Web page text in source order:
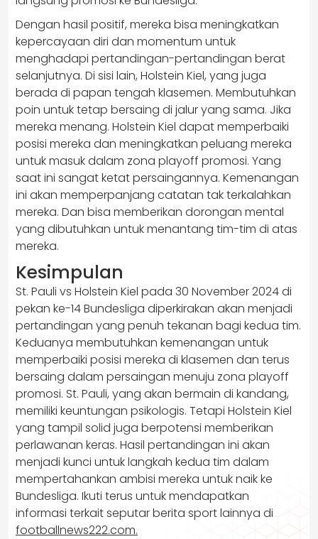
Dengan hasil positif, mereka bisa meningkatkan
kepercayaan diri dan momentum untuk
menghadapi pertandingan-pertandingan berat
selanjutnya. Di sisi lain, Holstein Kiel, yang juga
berada di papan tengah klasemen. Membutuhkan
poin untuk tetap bersaing di jalur yang sama. Jika
mereka menang. Holstein Kiel dapat memperbaiki
posisi mereka dan meningkatkan peluang mereka
untuk masuk dalam zona playoff promosi. Yang
saat ini sangat ketat persaingannya. Kemenangan
ini akan memperpanjang catatan tak terkalahkan
mereka. Dan bisa memberikan dorongan mental
yang dibutuhkan untuk menantang tim-tim di atas
mereka.
Kesimpulan
St. Pauli vs Holstein Kiel pada 30 November 2024 di
pekan ke-14 Bundesliga diperkirakan akan menjadi
pertandingan yang penuh tekanan bagi kedua tim.
Keduanya membutuhkan kemenangan untuk
memperbaiki posisi mereka di klasemen dan terus
bersaing dalam persaingan menuju zona playoff
promosi. St. Pauli, yang akan bermain di kandang,
memiliki keuntungan psikologis. Tetapi Holstein Kiel
yang tampil solid juga berpotensi memberikan
perlawanan keras. Hasil pertandingan ini akan
menjadi kunci untuk langkah kedua tim dalam
mempertahankan ambisi mereka untuk naik ke
Bundesliga. Ikuti terus untuk mendapatkan
informasi terkait seputar berita sport lainnya di
footballnews222.com.